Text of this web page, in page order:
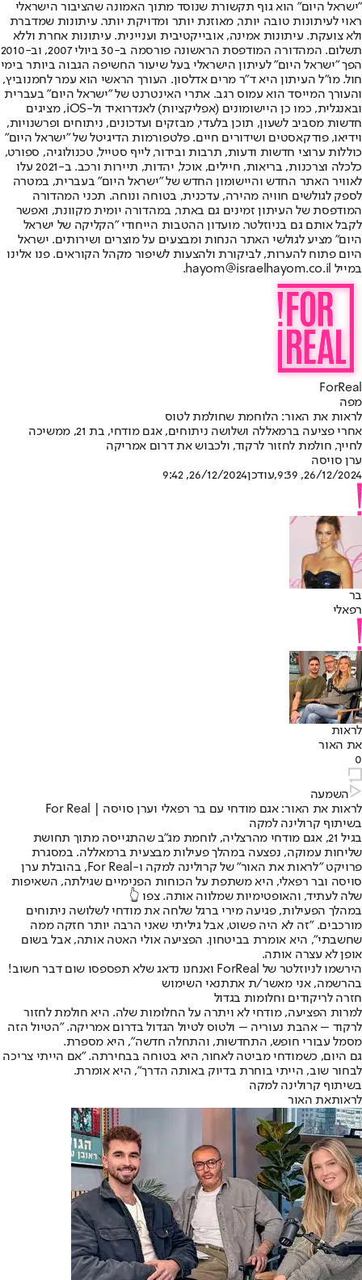
"ישראל היום" הוא גוף תקשורת שנוסד מתוך האמונה שהציבור הישראלי
ראוי לעיתונות טובה יותר, מאוזנת יותר ומדויקת יותר. עיתונות שמדברת
ולא צועקת. עיתונות אמינה, אובייקטיבית ועניינית. עיתונות אחרת וללא
תשלום. המהדורה המודפסת הראשונה פורסמה ב-30 ביולי 2007, וב-2010
הפך "ישראל היום" לעיתון הישראלי בעל שיעור החשיפה הגבוה ביותר בימי
חול. מו"ל העיתון היא ד"ר מרים אדלסון. העורך הראשי הוא עמר לחמנוביץ,
והעורך המייסד הוא עמוס רגב. אתרי האינטרנט של "ישראל היום" בעברית
ובאנגלית, כמו כן היישומונים (אפליקציות) לאנדרואיד ול-iOS, מציגים
חדשות מסביב לשעון, תוכן בלעדי, מבזקים ועדכונים, ניתוחים ופרשנויות,
וידיאו, פודקאסטים ושידורים חיים. פלטפורמות הדיגיטל של "ישראל היום"
כוללות ערוצי חדשות ודעות, תרבות ובידור, לייף סטייל, טכנולוגיה, ספורט,
כלכלה וצרכנות, בריאות, חיילים, אוכל, יהדות, תיירות ורכב. ב-2021 עלו
לאוויר האתר החדש והיישומון החדש של "ישראל היום" בעברית, במטרה
לספק לגולשים חוויה מהירה, עדכנית, בטוחה ונוחה. תכני המהדורה
המודפסת של העיתון זמינים גם באתר, במהדורה יומית מקוונת, ואפשר
לקבל אותם גם בניוזלטר. מועדון ההטבות הייחודי "הקליקה של ישראל
היום" מציע לגולשי האתר הנחות ומבצעים על מוצרים ושירותים. ישראל
היום פתוח להערות, לביקורת ולהצעות לשיפור מקהל הקוראים. פנו אלינו
במייל hayom@israelhayom.co.il.
ForReal
מפה
לראות את האור: הלוחמת שחולמת לטוס
אחרי פציעה ברמאללה ושלושה ניתוחים, אגם מודחי, בת 21, ממשיכה
לחייך, חולמת לחזור לרקוד, ולכבוש את דרום אמריקה
ערן סויסה
26/12/2024, 9:39
,עודכן26/12/2024, 9:42
בר
רפאלי
לראות
את האור
0
השמעה
לראות את האור: אגם מודחי עם בר רפאלי וערן סויסה | For Real
בשיתוף קרולינה למקה
בגיל 21, אגם מודחי מהרצליה, לוחמת מג"ב שהתגייסה מתוך תחושת
שליחות עמוקה, נפצעה במהלך פעילות מבצעית ברמאללה. במסגרת
פרויקט "לראות את האור" של קרולינה למקה ו-For Real, בהובלת ערן
סויסה ובר רפאלי, היא משתפת על הכוחות הפנימיים שגילתה, השאיפות
שלה לעתיד, והאופטימיות שמלווה אותה. צפו 👆
במהלך הפעילות, פגיעה מירי ברגל שלחה את מודחי לשלושה ניתוחים
מורכבים. "זה לא היה פשוט, אבל גיליתי שאני הרבה יותר חזקה ממה
שחשבתי", היא אומרת בביטחון. הפציעה אולי האטה אותה, אבל בשום
אופן לא עצרה אותה.
הירשמו לניוזלטר של ForReal ואנחנו נדאג שלא תפספסו שום דבר חשוב!
בהרשמה, אני מאשר/ת אתתנאי השימוש
חזרה לריקודים וחלומות בגדול
למרות הפציעה, מודחי לא ויתרה על החלומות שלה. היא חולמת לחזור
לרקוד – אהבת נעוריה – ולטוס לטיול הגדול בדרום אמריקה. "הטיול הזה
מסמל עבורי חופש, התחדשות, והתחלה חדשה", היא מספרת.
גם היום, כשמודחי מביטה לאחור, היא בטוחה בבחירתה. "אם הייתי צריכה
לבחור שוב, הייתי בוחרת בדיוק באותה הדרך", היא אומרת.
בשיתוף קרולינה למקה
לראותאת האור